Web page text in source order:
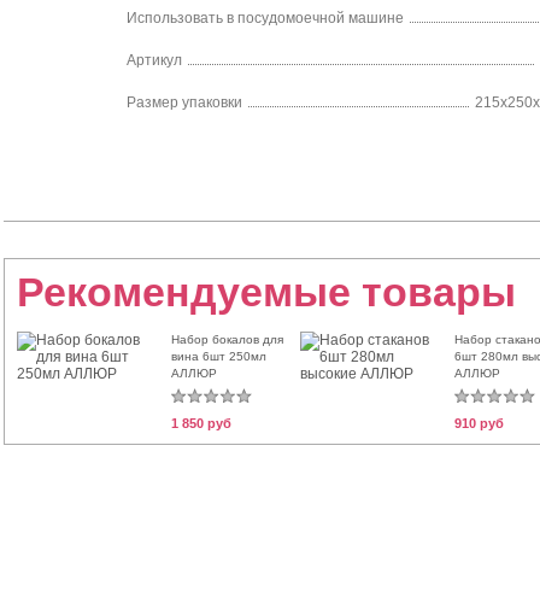
Использовать в посудомоечной машине
Артикул
Размер упаковки
Рекомендуемые товары
Набор бокалов для
вина 6шт 250мл
АЛЛЮР
1 850 руб
Набор
6шт 280мл
АЛЛЮР
910 руб